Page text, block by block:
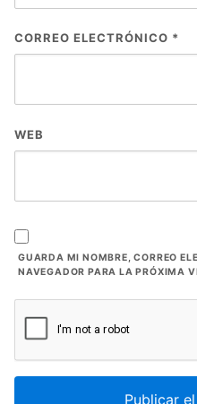
CORREO ELECTRÓNICO *
WEB
GUARDA MI NOMBRE, CORREO
NAVEGADOR PARA LA PRÓXIMA